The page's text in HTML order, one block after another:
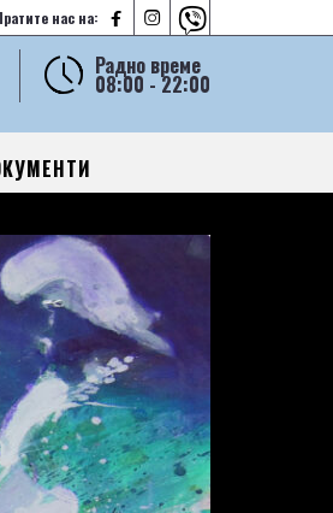
нас на:   
Радно време
08:00 - 22:00